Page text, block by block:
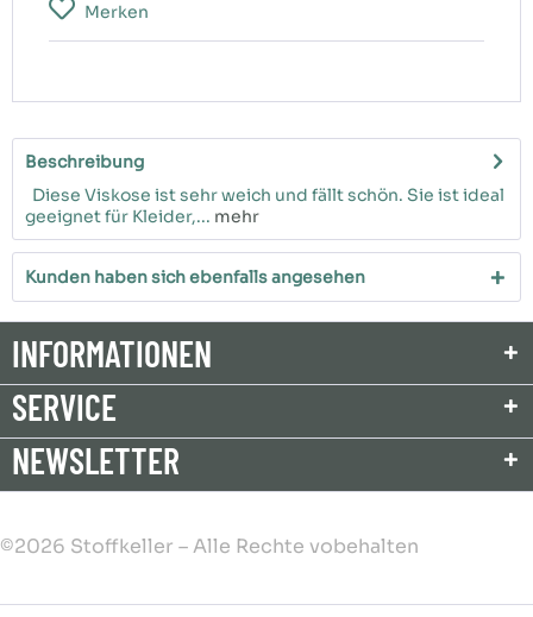
Merken
Beschreibung
Diese Viskose ist sehr weich und fällt schön. Sie ist ideal
geeignet für Kleider,... mehr
Kunden haben sich ebenfalls angesehen
INFORMATIONEN
SERVICE
NEWSLETTER
©2026 Stoffkeller – Alle Rechte vobehalten